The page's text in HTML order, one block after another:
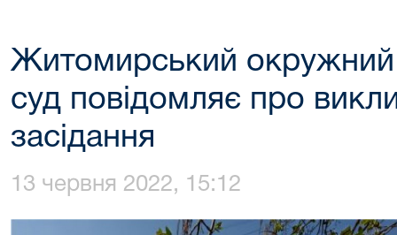
Житомирський окружний
суд повідомляє про
засідання
13 червня 2022, 15:12